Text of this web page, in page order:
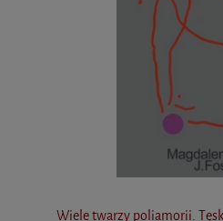
Wiele twarzy poliamorii.